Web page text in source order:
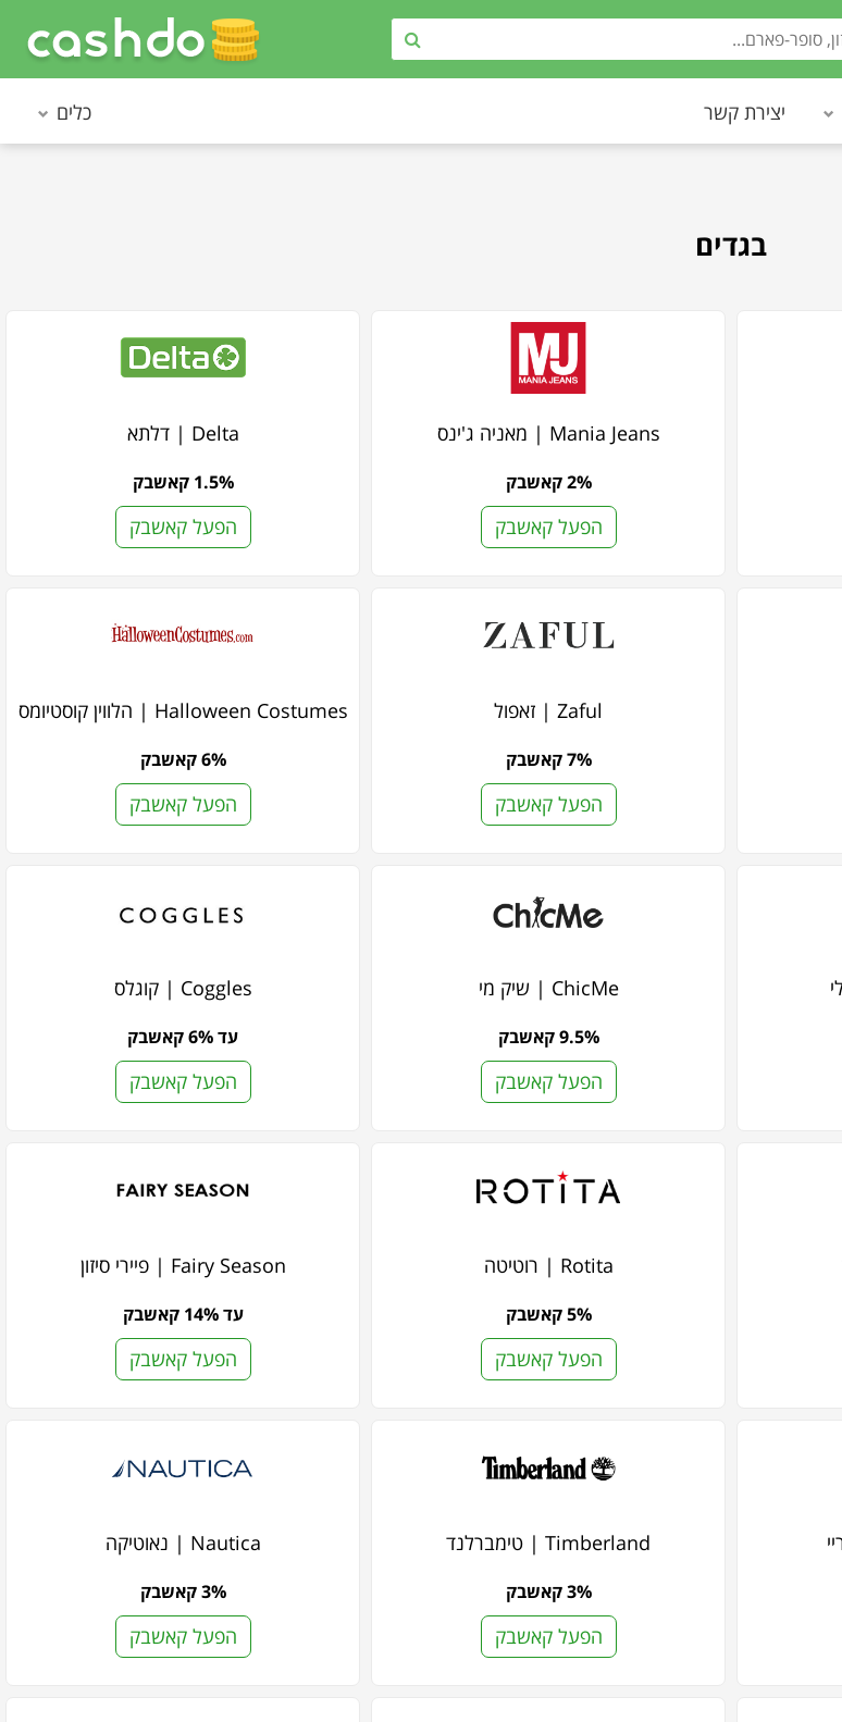
יצירת קשר כלים
בגדים
Mania Jeans | מאניה ג'ינס
2% קאשבק
הפעל קאשבק
Delta | דלתא
1.5% קאשבק
הפעל קאשבק
Zaful | זאפול
7% קאשבק
הפעל קאשבק
Halloween Costumes | הלווין קוסטיומס
6% קאשבק
הפעל קאשבק
ChicMe | שיק מי
9.5% קאשבק
הפעל קאשבק
Coggles | קוגלס
עד 6% קאשבק
הפעל קאשבק
Rotita | רוטיטה
5% קאשבק
הפעל קאשבק
Fairy Season | פיירי סיזון
עד 14% קאשבק
הפעל קאשבק
Timberland | טימברלנד
3% קאשבק
הפעל קאשבק
Nautica | נאוטיקה
3% קאשבק
הפעל קאשבק